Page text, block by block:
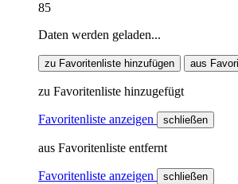
85
Daten werden geladen...
zu Favoritenliste hinzufügen aus
zu Favoritenliste hinzugefügt
Favoritenliste anzeigen schließen
aus Favoritenliste entfernt
Favoritenliste anzeigen schließen